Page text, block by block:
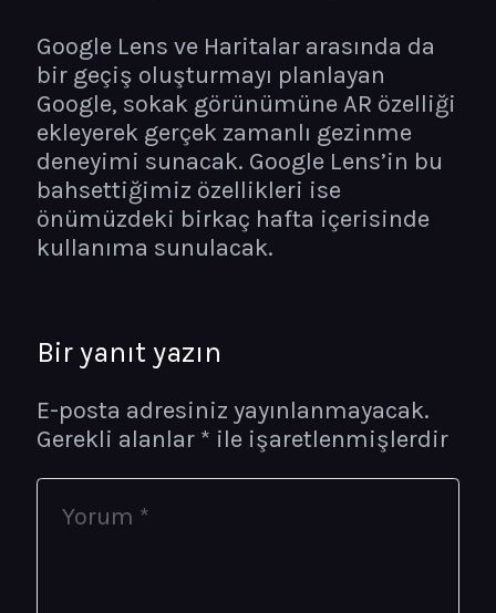
Google Lens ve Haritalar arasında da
bir geçiş oluşturmayı planlayan
Google, sokak görünümüne AR özelliği
ekleyerek gerçek zamanlı gezinme
deneyimi sunacak. Google Lens’in bu
bahsettiğimiz özellikleri ise
önümüzdeki birkaç hafta içerisinde
kullanıma sunulacak.
Bir yanıt yazın
E-posta adresiniz yayınlanmayacak.
Gerekli alanlar * ile işaretlenmişlerdir